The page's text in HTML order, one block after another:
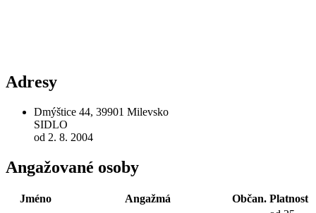
Adresy
Dmýštice 44, 39901 Milevsko
SIDLO
od 2. 8. 2004
Angažované osoby
Jméno Angažmá Občan. Platnost